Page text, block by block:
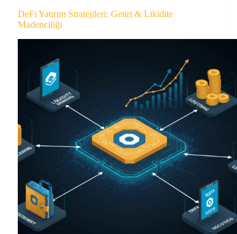
DeFi Yatırım Stratejileri: Getiri & Likidite
Madenciliği